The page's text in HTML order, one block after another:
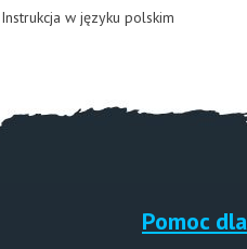
Instrukcja w języku polskim
Pomoc